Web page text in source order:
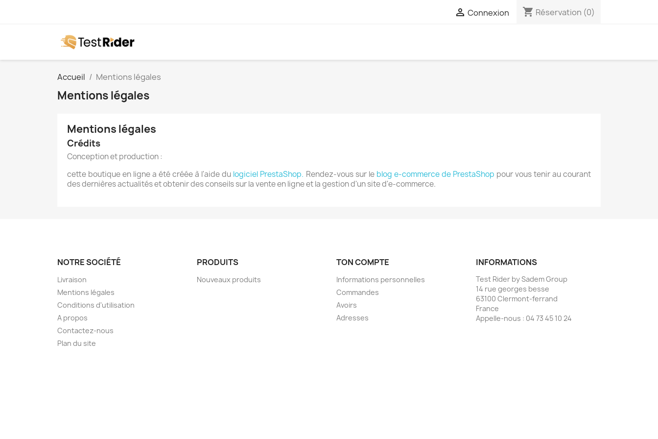
 Connexion shopping_cart Réservation (0)
Accueil Mentions légales
Mentions légales
Mentions légales
Crédits
Conception et production :
cette boutique en ligne a été créée à l'aide du logiciel PrestaShop. Rendez-vous sur le blog e-commerce de PrestaShop pour vous tenir au courant
des dernières actualités et obtenir des conseils sur la vente en ligne et la gestion d'un site d'e-commerce.
NOTRE SOCIÉTÉ
Livraison
Mentions légales
Conditions d'utilisation
A propos
Contactez-nous
Plan du site
PRODUITS
Nouveaux produits
TON COMPTE
Informations personnelles
Commandes
Avoirs
Adresses
INFORMATIONS
Test Rider by Sadem Group
14 rue georges besse
63100 Clermont-ferrand
France
Appelle-nous : 04 73 45 10 24